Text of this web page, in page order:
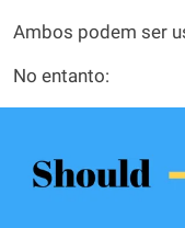
Ambos podem ser
No entanto: